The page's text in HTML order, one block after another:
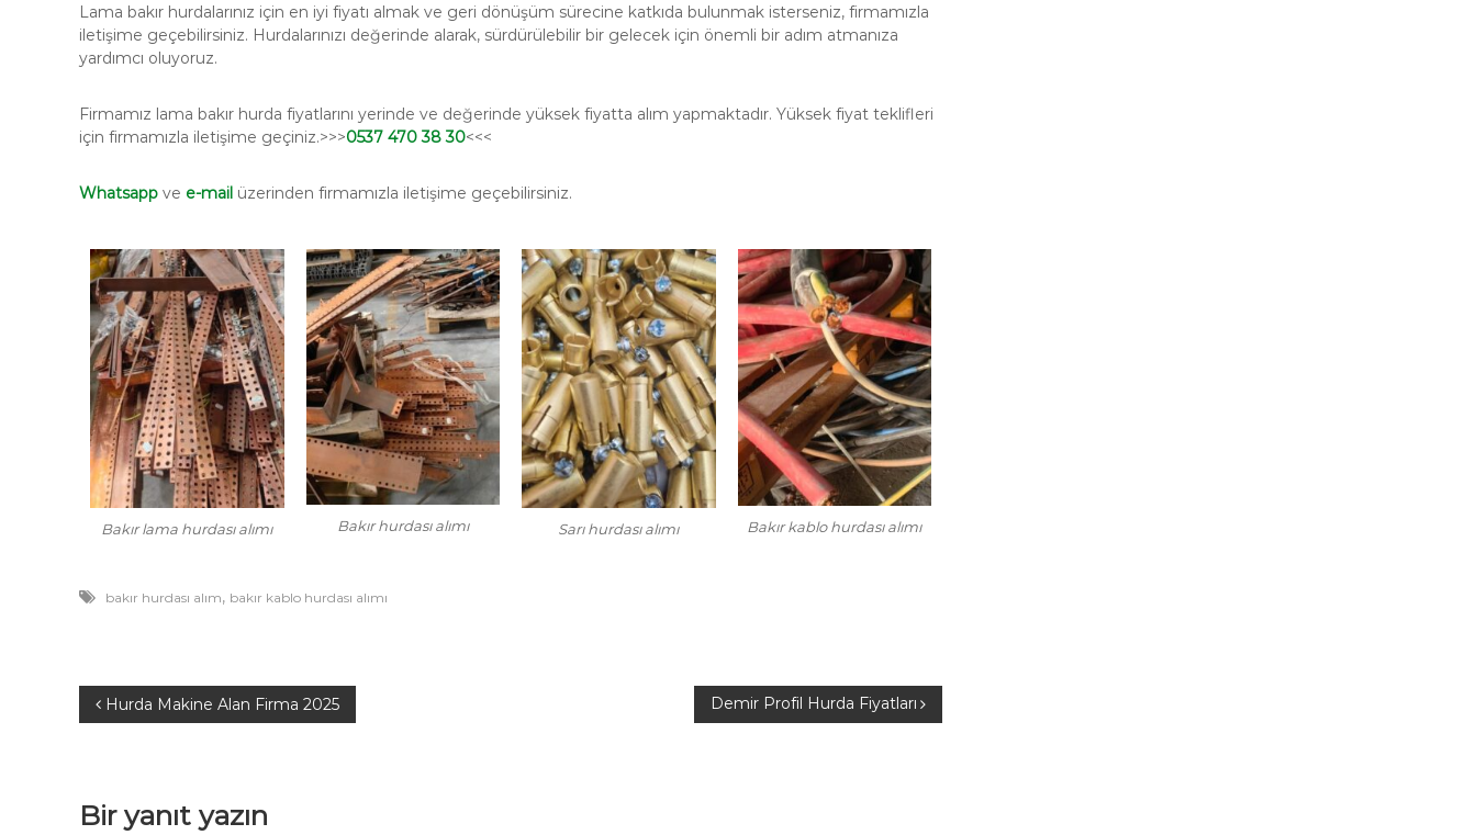
Lama bakır hurdalarınız için en iyi fiyatı almak ve geri dönüşüm sürecine katkıda bulunmak isterseniz, firmamızla
iletişime geçebilirsiniz. Hurdalarınızı değerinde alarak, sürdürülebilir bir gelecek için önemli bir adım atmanıza
yardımcı oluyoruz.
Firmamız lama bakır hurda fiyatlarını yerinde ve değerinde yüksek fiyatta alım yapmaktadır. Yüksek fiyat teklifleri
için firmamızla iletişime geçiniz.>>>0537 470 38 30<<<
Whatsapp ve e-mail üzerinden firmamızla iletişime geçebilirsiniz.
Bakır lama hurdası alımı Bakır hurdası alımı Sarı hurdası alımı Bakır kablo hurdası alımı
bakır hurdası alım, bakır kablo hurdası alımı
Y
z
Hurda Makine Alan Firma 2025 Demir Profil Hurda Fiyatları
Bir yanıt yazın